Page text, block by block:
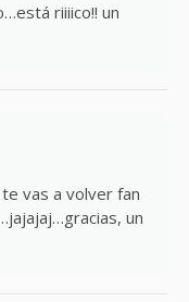
riiiico!! un
vas a volver fan
un